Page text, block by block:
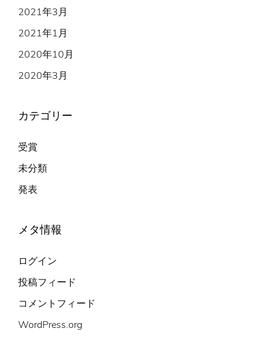
2021年3月
2021年1月
2020年10月
2020年3月
カテゴリー
受賞
未分類
発表
メタ情報
ログイン
投稿フィード
コメントフィード
WordPress.org